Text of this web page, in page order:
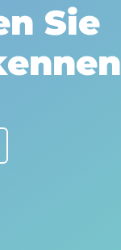
Sie